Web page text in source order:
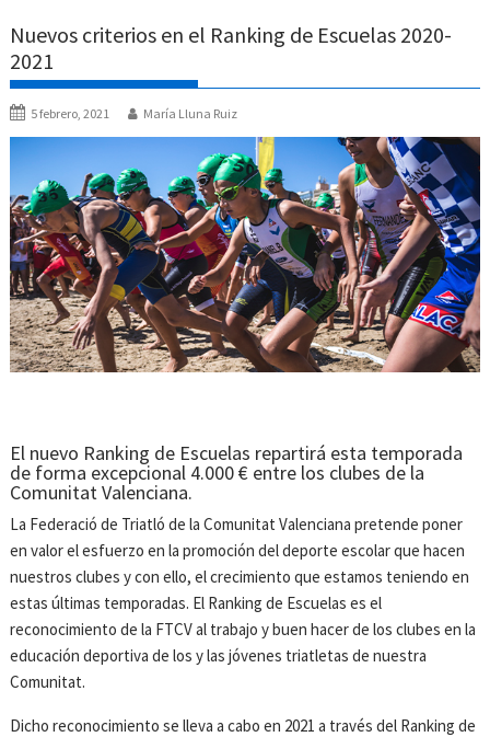
Nuevos criterios en el Ranking de Escuelas 2020-
2021
5 febrero, 2021 María Lluna Ruiz
El nuevo Ranking de Escuelas repartirá esta temporada
de forma excepcional 4.000 € entre los clubes de la
Comunitat Valenciana.
La Federació de Triatló de la Comunitat Valenciana pretende poner
en valor el esfuerzo en la promoción del deporte escolar que hacen
nuestros clubes y con ello, el crecimiento que estamos teniendo en
estas últimas temporadas. El Ranking de Escuelas es el
reconocimiento de la FTCV al trabajo y buen hacer de los clubes en la
educación deportiva de los y las jóvenes triatletas de nuestra
Comunitat.
Dicho reconocimiento se lleva a cabo en 2021 a través del Ranking de